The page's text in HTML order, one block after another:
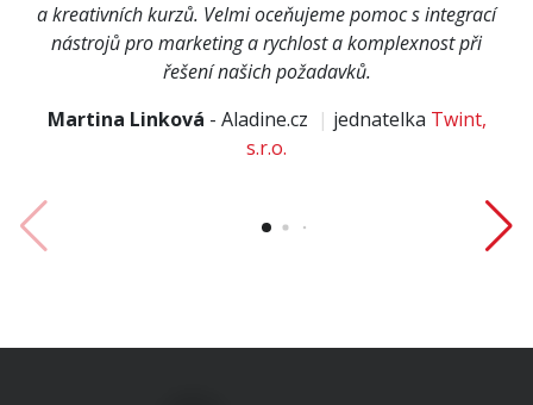
a kreativních kurzů. Velmi oceňujeme pomoc s integrací
nástrojů pro marketing a rychlost a komplexnost při
řešení našich požadavků.
Martina Linková - Aladine.cz | jednatelka Twint,
s.r.o.